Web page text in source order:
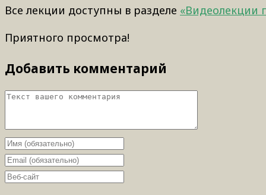
Все лекции доступны в разделе «Видеолекции
Приятного просмотра!
Добавить комментарий